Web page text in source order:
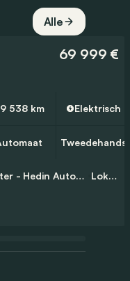
Alle
69 999 €
538 km Elektrisch
Tweedehands
Used Cars Center - Hedin Automotive Lokeren Lokeren